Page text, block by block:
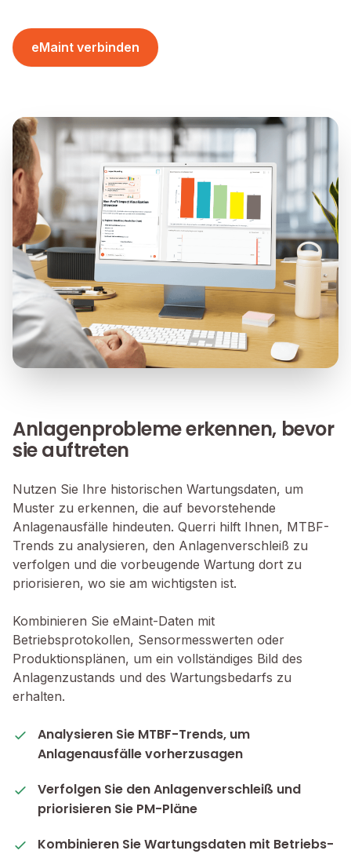
eMaint verbinden
Anlagenprobleme erkennen, bevor
sie auftreten
Nutzen Sie Ihre historischen Wartungsdaten, um
Muster zu erkennen, die auf bevorstehende
Anlagenausfälle hindeuten. Querri hilft Ihnen, MTBF-
Trends zu analysieren, den Anlagenverschleiß zu
verfolgen und die vorbeugende Wartung dort zu
priorisieren, wo sie am wichtigsten ist.
Kombinieren Sie eMaint-Daten mit
Betriebsprotokollen, Sensormesswerten oder
Produktionsplänen, um ein vollständiges Bild des
Anlagenzustands und des Wartungsbedarfs zu
erhalten.
Analysieren Sie MTBF-Trends, um
Anlagenausfälle vorherzusagen
Verfolgen Sie den Anlagenverschleiß und
priorisieren Sie PM-Pläne
Kombinieren Sie Wartungsdaten mit Betriebs-